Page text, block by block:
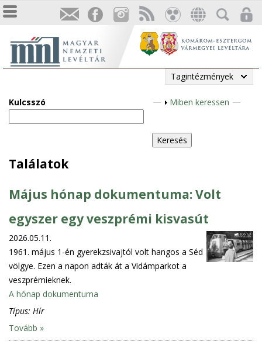
Tagintézmények
Kulcsszó
M
g
j
n
í
s
Miben keressen
Találatok
Május hónap dokumentuma: Volt
egyszer egy veszprémi kisvasút
2026.05.11.
1961. május 1-én gyerekzsivajtól volt hangos a Séd
völgye. Ezen a napon adták át a Vidámparkot a
veszprémieknek.
A hónap dokumentuma
Típus: Hír
Tovább »